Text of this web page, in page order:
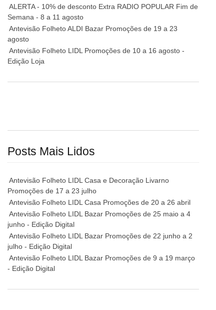
ALERTA - 10% de desconto Extra RADIO POPULAR Fim de
Semana - 8 a 11 agosto
Antevisão Folheto ALDI Bazar Promoções de 19 a 23
agosto
Antevisão Folheto LIDL Promoções de 10 a 16 agosto -
Edição Loja
Posts Mais Lidos
Antevisão Folheto LIDL Casa e Decoração Livarno
Promoções de 17 a 23 julho
Antevisão Folheto LIDL Casa Promoções de 20 a 26 abril
Antevisão Folheto LIDL Bazar Promoções de 25 maio a 4
junho - Edição Digital
Antevisão Folheto LIDL Bazar Promoções de 22 junho a 2
julho - Edição Digital
Antevisão Folheto LIDL Bazar Promoções de 9 a 19 março
- Edição Digital